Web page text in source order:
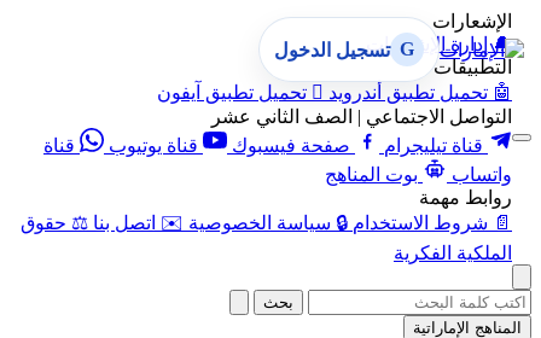
الإشعارات
🔔 إدارة الإشعارات
التطبيقات
🤖 تحميل تطبيق أندرويد  تحميل تطبيق آيفون
التواصل الاجتماعي | الصف الثاني عشر
قناة تيليجرام
صفحة فيسبوك قناة يوتيوب
قناة
واتساب
بوت المناهج
روابط مهمة
📄 شروط الاستخدام 🔒 سياسة الخصوصية ✉️ اتصل بنا ⚖️ حقوق
الملكية الفكرية
G تسجيل الدخول
بحث
المناهج الإماراتية